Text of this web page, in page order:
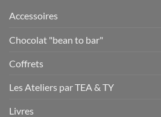
Accessoires
Chocolat "bean to bar"
Coffrets
Les Ateliers par TEA & TY
Livres